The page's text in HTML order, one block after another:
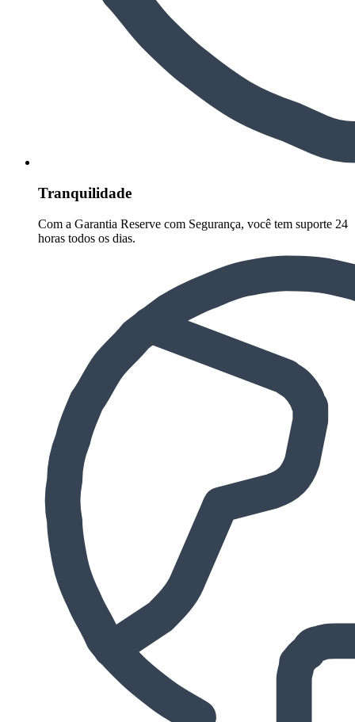
Tranquilidade
Com a Garantia Reserve com Segurança, você tem suporte 24
horas todos os dias.